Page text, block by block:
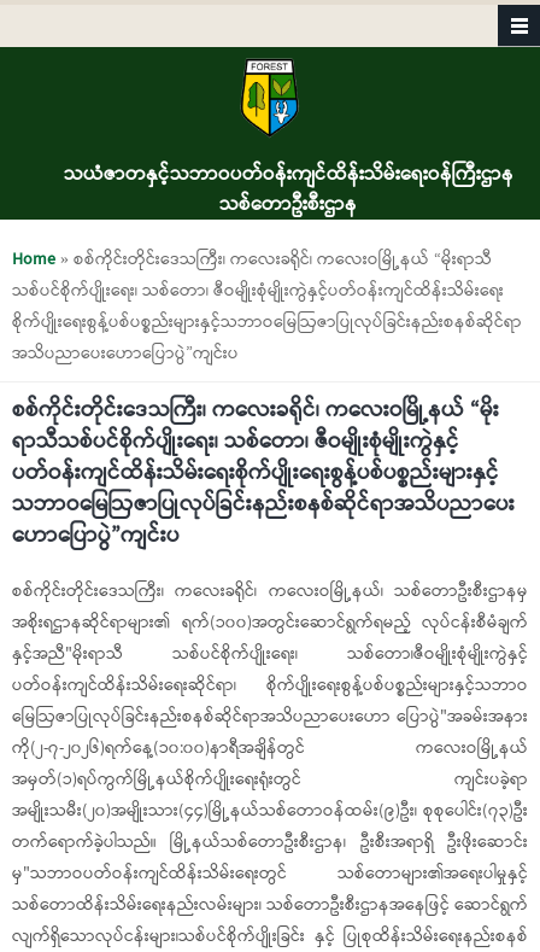
သယံဇာတနှင့်သဘာဝပတ်ဝန်းကျင်ထိန်းသိမ်းရေးဝန်ကြီးဌာန
သစ်တောဦးစီးဌာန
You are here
Home» စစ်ကိုင်းတိုင်းဒေသကြီး၊ ကလေးခရိုင်၊ ကလေးဝမြို့နယ် “မိုးရာသီ
သစ်ပင်စိုက်ပျိုးရေး၊ သစ်တော၊ ဇီဝမျိုးစုံမျိုးကွဲနှင့်ပတ်ဝန်းကျင်ထိန်းသိမ်းရေး
စိုက်ပျိုးရေးစွန့်ပစ်ပစ္စည်းများနှင့်သဘာဝမြေဩဇာပြုလုပ်ခြင်းနည်းစနစ်ဆိုင်ရာ
အသိပညာပေးဟောပြောပွဲ”ကျင်းပ
စစ်ကိုင်းတိုင်းဒေသကြီး၊ ကလေးခရိုင်၊ ကလေးဝမြို့နယ် “မိုး
ရာသီသစ်ပင်စိုက်ပျိုးရေး၊ သစ်တော၊ ဇီဝမျိုးစုံမျိုးကွဲနှင့်
ပတ်ဝန်းကျင်ထိန်းသိမ်းရေးစိုက်ပျိုးရေးစွန့်ပစ်ပစ္စည်းများနှင့်
သဘာဝမြေဩဇာပြုလုပ်ခြင်းနည်းစနစ်ဆိုင်ရာအသိပညာပေး
ဟောပြောပွဲ”ကျင်းပ
စစ်ကိုင်းတိုင်းဒေသကြီး၊ ကလေးခရိုင်၊ ကလေးဝမြို့နယ်၊ သစ်တောဦးစီးဌာနမှ
အစိုးရဌာနဆိုင်ရာများ၏ ရက်(၁၀၀)အတွင်းဆောင်ရွက်ရမည့် လုပ်ငန်းစီမံချက်
နှင့်အညီ"မိုးရာသီ သစ်ပင်စိုက်ပျိုးရေး၊ သစ်တော၊ဇီဝမျိုးစုံမျိုးကွဲနှင့်
ပတ်ဝန်းကျင်ထိန်းသိမ်းရေးဆိုင်ရာ၊ စိုက်ပျိုးရေးစွန့်ပစ်ပစ္စည်းများနှင့်သဘာဝ
မြေဩဇာပြုလုပ်ခြင်းနည်းစနစ်ဆိုင်ရာအသိပညာပေးဟော ပြောပွဲ"အခမ်းအနား
ကို(၂-၇-၂၀၂၆)ရက်နေ့(၁၀:၀၀)နာရီအချိန်တွင် ကလေးဝမြို့နယ်
အမှတ်(၁)ရပ်ကွက်မြို့နယ်စိုက်ပျိုးရေးရုံးတွင် ကျင်းပခဲ့ရာ
အမျိုးသမီး(၂၀)အမျိုးသား(၄၄)မြို့နယ်သစ်တောဝန်ထမ်း(၉)ဦး၊ စုစုပေါင်း(၇၃)ဦး
တက်‌ရောက်ခဲ့ပါသည်။ မြို့နယ်သစ်တောဦးစီးဌာန၊ ဦးစီးအရာရှိ ဦးဖိုးဆောင်း
မှ"သဘာဝပတ်ဝန်းကျင်ထိန်းသိမ်းရေးတွင် သစ်တောများ၏အရေးပါမှုနှင့်
သစ်တောထိန်းသိမ်းရေးနည်းလမ်းများ၊ သစ်တောဦးစီးဌာနအနေဖြင့် ဆောင်ရွက်
လျက်ရှိသောလုပ်ငန်းများ၊သစ်ပင်စိုက်ပျိုးခြင်း နှင့် ပြုစုထိန်းသိမ်းရေးနည်းစနစ်